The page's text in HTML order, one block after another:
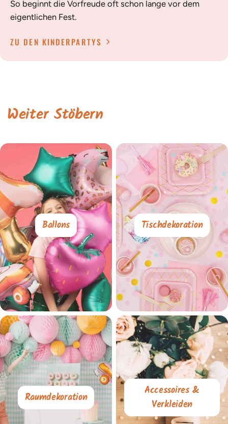
So beginnt die Vorfreude oft schon lange vor dem
eigentlichen Fest.
ZU DEN KINDERPARTYS
Weiter Stöbern
Ballons Tischdekoration
Raumdekoration
Accessoires &
Verkleiden